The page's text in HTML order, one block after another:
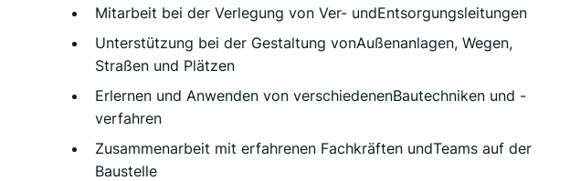
Mitarbeit bei der Verlegung von Ver- undEntsorgungsleitungen
Unterstützung bei der Gestaltung vonAußenanlagen, Wegen,
Straßen und Plätzen
Erlernen und Anwenden von verschiedenenBautechniken und -
verfahren
Zusammenarbeit mit erfahrenen Fachkräften undTeams auf der
Baustelle